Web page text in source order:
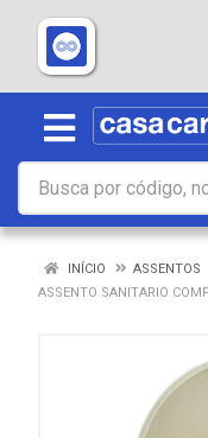
INÍCIO ASSENTOS
ASSENTO SANITARIO